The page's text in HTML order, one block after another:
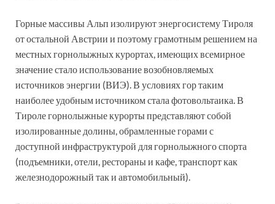
Горные массивы Альп изолируют энергосистему Тироля
от остальной Австрии и поэтому грамотным решением на
местных горнолыжных курортах, имеющих всемирное
значение стало использование возобновляемых
источников энергии (ВИЭ). В условиях гор таким
наиболее удобным источником стала фотовольтаика. В
Тироле горнолыжные курорты представляют собой
изолированные долины, обрамленные горами с
доступной инфраструктурой для горнолыжного спорта
(подъемники, отели, рестораны и кафе, транспорт как
железнодорожный так и автомобильный).